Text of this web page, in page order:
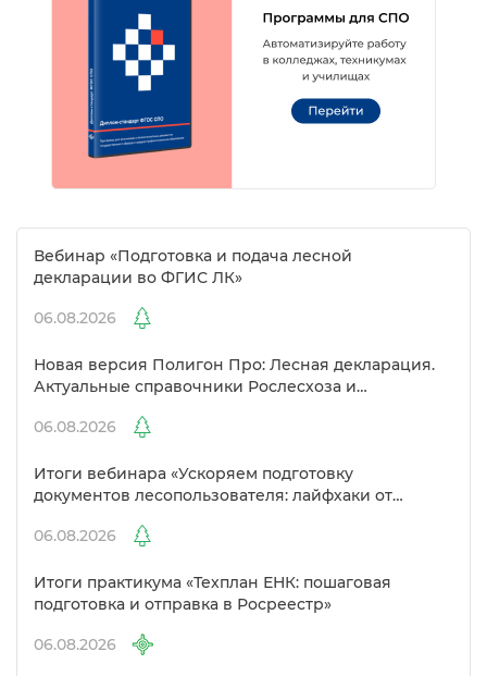
ебинар «Подготовка и подача лесной
декларации во ФГИС ЛК»
06.08.2026
Новая версия Полигон Про: Лесная декларация.
Актуальные справочники Рослесхоза и
06.08.2026
Итоги вебинара «Ускоряем подготовку
документов лесопользователя: лайфхаки от
06.08.2026
Итоги практикума «Техплан ЕНК: пошаговая
подготовка и отправка в Росреестр»
06.08.2026